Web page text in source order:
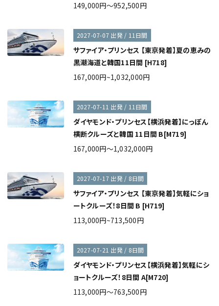
149,000円～952,500円
2027-07-07 出発 / 11日間
サファイア・プリンセス 【東京発着】夏の恵みの
黒潮海道と韓国11日間 [H718]
167,000円~1,032,000円
2027-07-11 出発 / 11日間
ダイヤモンド・プリンセス【横浜発着】にっぽん
横断クルーズと韓国 11日間 B[M719]
167,000円～1,032,000円
2027-07-17 出発 / 8日間
サファイア・プリンセス 【東京発着】気軽にショ
ートクルーズ！8日間 B [H719]
113,000円~713,500円
2027-07-21 出発 / 8日間
ダイヤモンド・プリンセス【横浜発着】気軽にシ
ョートクルーズ！8日間 A[M720]
113,000円～763,500円